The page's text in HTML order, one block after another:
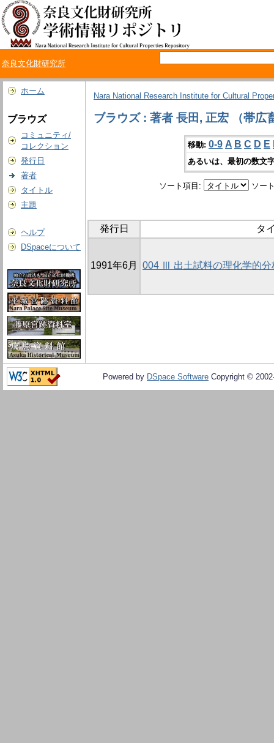
奈良文化財研究所
ホーム
ブラウズ
コミュニティ/
コレクション
発行日
著者
タイトル
主題
ヘルプ
DSpaceについて
Nara National Research Institute for Cultural
ブラウズ : 著者 長田, 正宏 （帯広
移動: 0-9 A B C D E
あるいは、最初の数文
ソート項目: ソー
発行日 タ
1991年6月 004 Ⅲ 出土試料の理化学的分
Powered by DSpace Software Copyright ©